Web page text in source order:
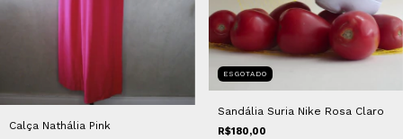
Calça Nathália Pink
ESGOTADO
Sandália Suria Nike Rosa Claro
R$180,00